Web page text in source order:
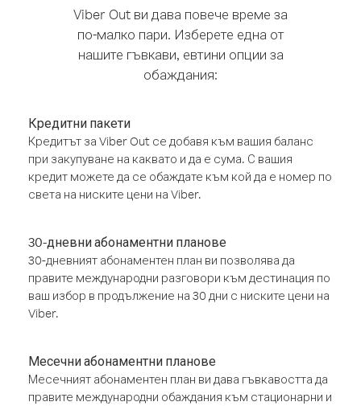
Viber Out ви дава повече време за
по-малко пари. Изберете една от
нашите гъвкави, евтини опции за
обаждания:
Кредитни пакети
Кредитът за Viber Out се добавя към вашия баланс
при закупуване на каквато и да е сума. С вашия
кредит можете да се обаждате към кой да е номер по
света на ниските цени на Viber.
30-дневни абонаментни планове
30-дневният абонаментен план ви позволява да
правите международни разговори към дестинация по
ваш избор в продължение на 30 дни с ниските цени на
Viber.
Месечни абонаментни планове
Месечният абонаментен план ви дава гъвкавостта да
правите международни обаждания към стационарни и